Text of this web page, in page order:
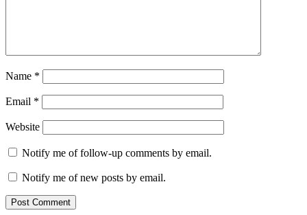
Name *
Email *
Website
Notify me of follow-up comments by email.
Notify me of new posts by email.